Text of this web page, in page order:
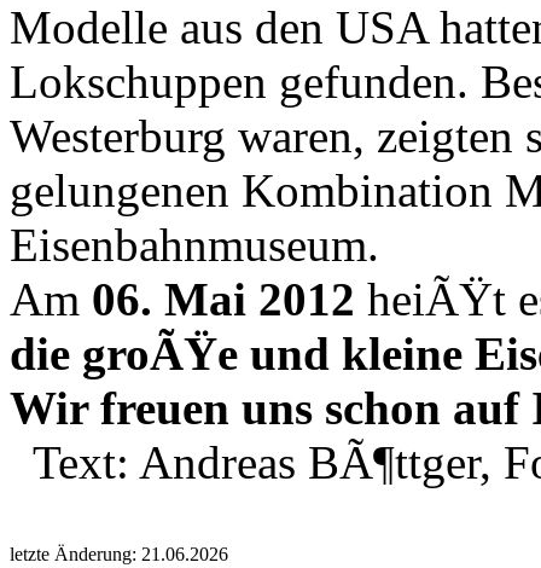
Modelle aus den USA
Lokschuppen gefunden.
Westerburg waren, zeigten
gelungenen Kombination
Eisenbahnmuseum.
Am 06. Mai 2012 heiÃŸt
die groÃŸe und kleine
Wir freuen uns schon auf
Text: Andreas BÃ¶ttger,
letzte Änderung: 21.06.2026